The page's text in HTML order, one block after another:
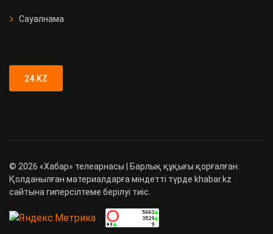
Сауалнама
24.KZ
© 2026 «Хабар» телеарнасы | Барлық құқығы қорғалған.
Қолданылған материалдарға міндетті түрде khabar.kz
сайтына гиперсілтеме берілуі тиіс.